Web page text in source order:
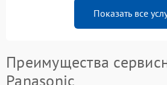
Показать все
Преимущества
Panasonic